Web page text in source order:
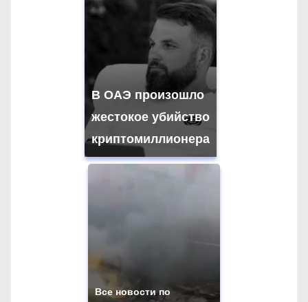
В ОАЭ произошло
жестокое убийство
криптомиллионера
Все новости по